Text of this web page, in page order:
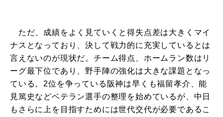
ただ、成績をよく見ていくと得失点差は大きくマイ
ナスとなっており、決して戦力的に充実しているとは
言えないのが現状だ。チーム得点、ホームラン数はリ
ーグ最下位であり、野手陣の強化は大きな課題となっ
ている。2位を争っている阪神は早くも福留孝介、能
見篤史などベテラン選手の整理を始めているが、中日
もさらに上を目指すためには世代交代が必要であるこ